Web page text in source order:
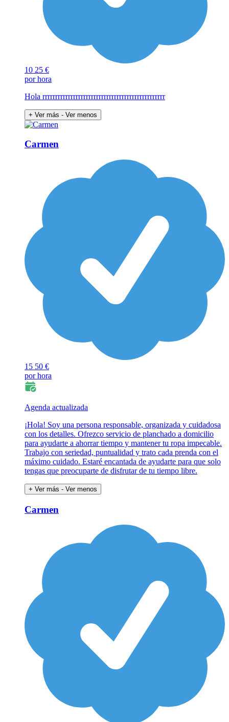
10 25 €
por hora
Hola rrrrrrrrrrrrrrrrrrrrrrrrrrrrrrrrrrrrrrrrrrrrrrrr
+ Ver más - Ver menos
Carmen
15 50 €
por hora
Agenda actualizada
¡Hola! Soy una persona responsable, organizada y cuidadosa
con los detalles. Ofrezco servicio de planchado a domicilio
para ayudarte a ahorrar tiempo y mantener tu ropa impecable.
Trabajo con seriedad, puntualidad y trato cada prenda con el
máximo cuidado. Estaré encantada de ayudarte para que solo
tengas que preocuparte de disfrutar de tu tiempo libre.
+ Ver más - Ver menos
Carmen